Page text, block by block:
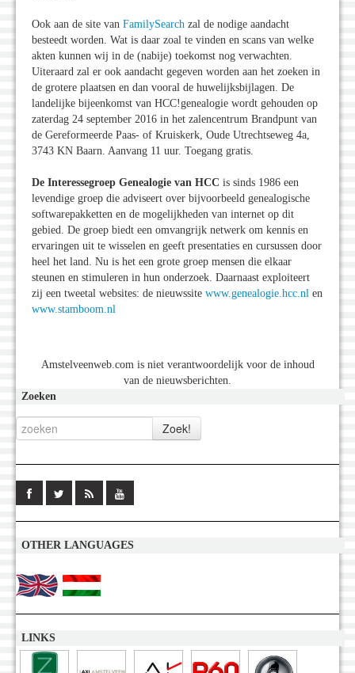
Ook aan de site van FamilySearch zal de nodige aandacht
besteedt worden. Wat is daar zoal te vinden en scans van welke
akten kunnen wij in de (nabije) toekomst nog verwachten.
Uiteraard zal er ook aandacht gegeven worden aan het zoeken in
de grotere plaatsen en dan vooral de huwelijksbijlagen. De
landelijke bijeenkomst van HCC!genealogie wordt gehouden op
zaterdag 24 september 2016 in het zalencentrum Brandpunt van
de Gereformeerde Paas- of Kruiskerk, Oude Utrechtseweg 4a,
3743 KN Baarn. Aanvang 11 uur. Toegang gratis.
De Interessegroep Genealogie van HCC is sinds 1986 een
levendige groep die adviseert over bijvoorbeeld genealogische
softwarepakketten en de mogelijkheden van internet op dit
gebied. De groep biedt een omvangrijk netwerk om kennis en
ervaringen uit te wisselen en geeft presentaties en cursussen door
heel het land. Nu is het een grote groep mensen die elkaar
steunen en stimuleren in hun onderzoek. Daarnaast exploiteert
zij een tweetal websites: de nieuwssite www.genealogie.hcc.nl en
www.stamboom.nl
Amstelveenweb.com is niet verantwoordelijk voor de inhoud
van de nieuwsberichten.
Zoeken
OTHER LANGUAGES
LINKS